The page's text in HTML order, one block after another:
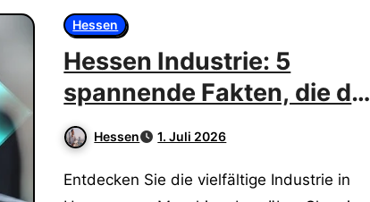
Hessen
Hessen Industrie: 5
spannende Fakten, die du
wissen musst!
Hessen 1. Juli 2026
Entdecken Sie die vielfältige Industrie in